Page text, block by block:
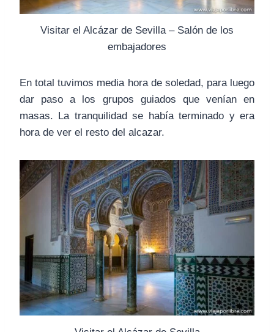
Visitar el Alcázar de Sevilla – Salón de los
embajadores
En total tuvimos media hora de soledad, para luego
dar paso a los grupos guiados que venían en
masas. La tranquilidad se había terminado y era
hora de ver el resto del alcazar.